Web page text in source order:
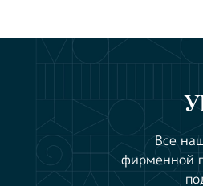
Все
фирменной